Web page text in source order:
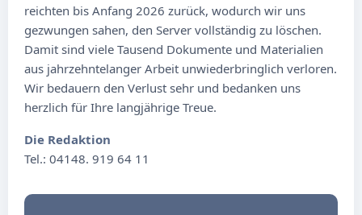
reichten bis Anfang 2026 zurück, wodurch wir uns
gezwungen sahen, den Server vollständig zu löschen.
Damit sind viele Tausend Dokumente und Materialien
aus jahrzehntelanger Arbeit unwiederbringlich verloren.
Wir bedauern den Verlust sehr und bedanken uns
herzlich für Ihre langjährige Treue.
Die Redaktion
Tel.: 04148. 919 64 11